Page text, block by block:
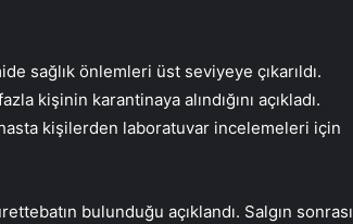
sağlık önlemleri üst seviyeye çıkarıldı.
kişinin karantinaya alındığını açıkladı.
kişilerden laboratuvar incelemeleri için
bulunduğu açıklandı. Salgın sonrası